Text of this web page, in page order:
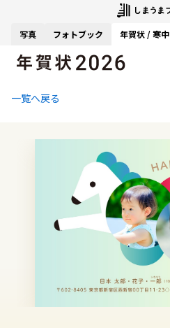
写真 フォトブック 年賀状 / 寒中
一覧へ戻る